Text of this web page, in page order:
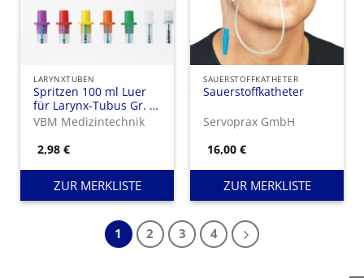
LARYNXTUBEN
Spritzen 100 ml Luer
für Larynx-Tubus Gr. 4-
5
VBM Medizintechnik
2,98€
ZUR MERKLISTE
SAUERSTOFFKATHETER
Sauerstoffkatheter
Servoprax GmbH
16,00€
ZUR MERKLISTE
1 2 3 4